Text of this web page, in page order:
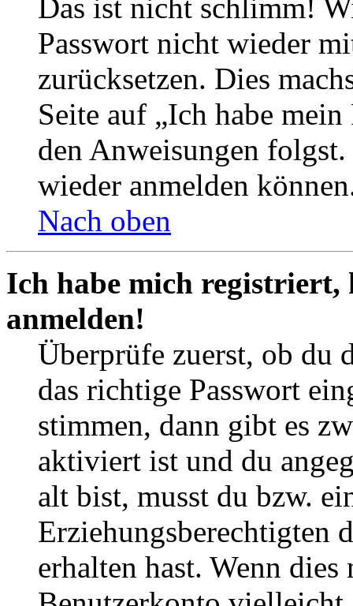
Das ist nicht schlimm!
Passwort nicht wieder
zurücksetzen. Dies
Seite auf „Ich habe
den Anweisungen
wieder anmelden
Nach oben
Ich habe mich
anmelden!
Überprüfe zuerst, ob du
das richtige Passwort
stimmen, dann gibt es
aktiviert ist und du
alt bist, musst du bzw.
Erziehungsberechtigten
erhalten hast. Wenn